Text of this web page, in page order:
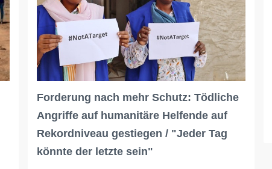
Forderung nach mehr Schutz: Tödliche
Angriffe auf humanitäre Helfende auf
Rekordniveau gestiegen / "Jeder Tag
könnte der letzte sein"